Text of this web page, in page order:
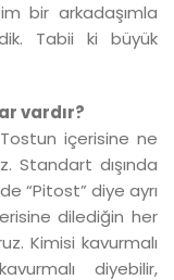
bir arkadaşımla
Tabii ki büyük
vardır?
Tostun içerisine ne
Standart dışında
“Pitost” diye ayrı
dilediğin her
Kimisi kavurmalı
diyebilir,